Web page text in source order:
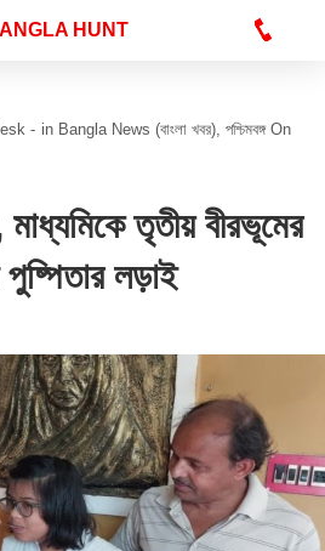
HUNT
- in Bangla News (বাংলা খবর) পশ্চিমবঙ্গ On
তৃতীয় বীরভূমের
লড়াই